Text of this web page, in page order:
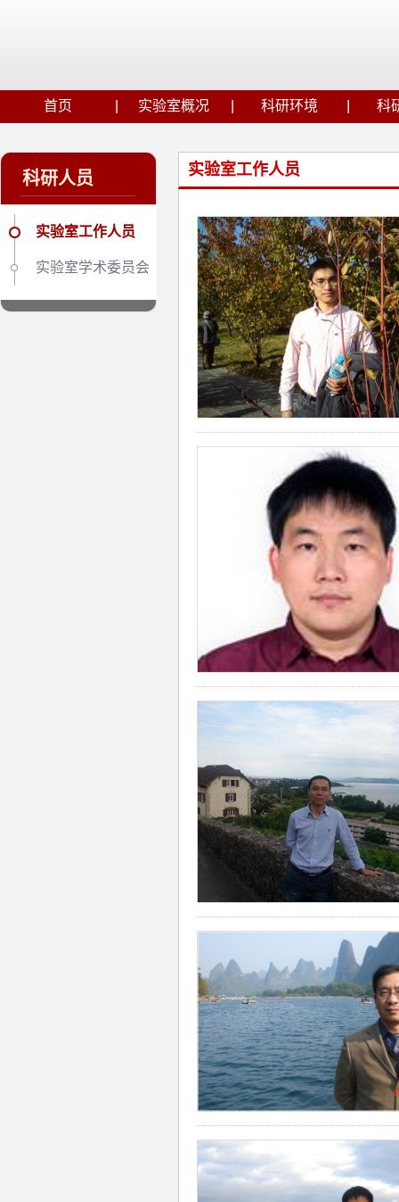
首页 实验室概况 科研环境 科
科研人员
实验室工作人员
实验室学术委员会
实验室工作人员